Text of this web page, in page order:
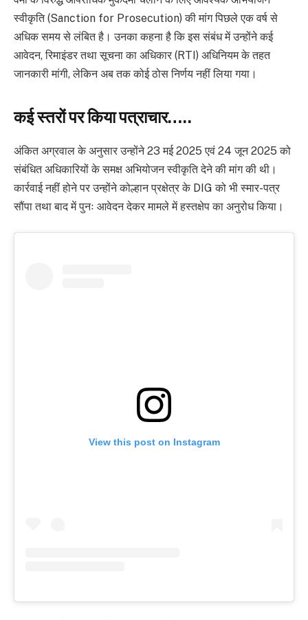
स्वीकृति (Sanction for Prosecution) की मांग पिछले एक वर्ष से
अधिक समय से लंबित है। उनका कहना है कि इस संबंध में उन्होंने कई
आवेदन, रिमाइंडर तथा सूचना का अधिकार (RTI) अधिनियम के तहत
जानकारी मांगी, लेकिन अब तक कोई ठोस निर्णय नहीं लिया गया।
कई स्तरों पर किया पत्राचार…..
अंकित अग्रवाल के अनुसार उन्होंने 23 मई 2025 एवं 24 जून 2025 को
संबंधित अधिकारियों के समक्ष अभियोजन स्वीकृति देने की मांग की थी।
कार्रवाई नहीं होने पर उन्होंने कोल्हान प्रक्षेत्र के DIG को भी स्मार-पत्र
सौंपा तथा बाद में पुनः आवेदन देकर मामले में हस्तक्षेप का अनुरोध किया।
View this post on Instagram